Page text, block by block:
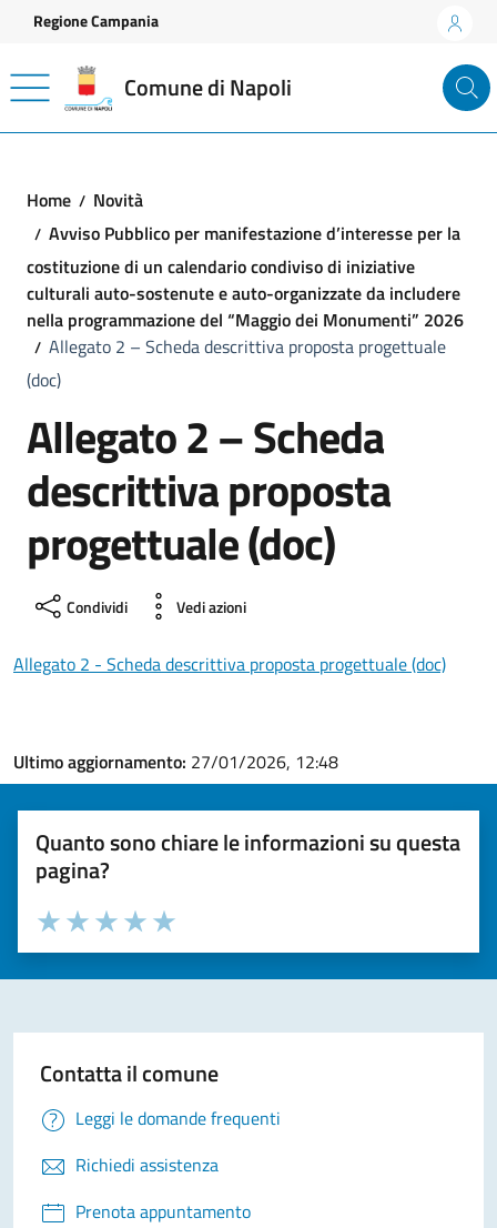
Vai ai contenuti
Vai al footer
Regione Campania
Comune di Napoli
Home
Novità
Avviso Pubblico per manifestazione d’interesse per la
costituzione di un calendario condiviso di iniziative
culturali auto-sostenute e auto-organizzate da includere
nella programmazione del “Maggio dei Monumenti” 2026
Allegato 2 – Scheda descrittiva proposta progettuale
(doc)
Allegato 2 – Scheda
descrittiva proposta
progettuale (doc)
Condividi Vedi azioni
Allegato 2 - Scheda descrittiva proposta progettuale (doc)
Ultimo aggiornamento: 27/01/2026, 12:48
Quanto sono chiare le informazioni su questa
pagina?
Valuta la chiarezza delle informazioni (da 1 a 5 stelle)
Seleziona il numero di stelle per valutare la chiarezza delle
Valuta 5 stelle su 5
Valuta 4 stelle su 5
Valuta 3 stelle su 5
Valuta 2 stelle su 5
Valuta 1 stelle su 5
Contatta il comune
Leggi le domande frequenti
Richiedi assistenza
Prenota appuntamento